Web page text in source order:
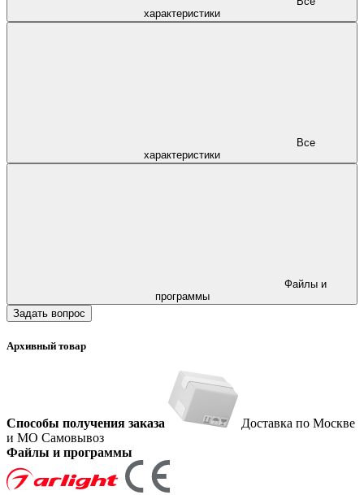
характеристики
характеристики
программы
Задать вопрос
Архивный товар
Способы получения заказа
Доставка по Москве
и МО Самовывоз
Файлы и программы